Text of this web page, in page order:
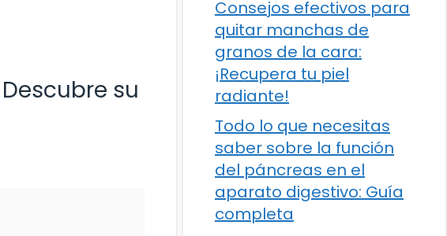
su
Consejos efectivos para
quitar manchas de
granos de la cara:
¡Recupera tu piel
radiante!
Todo lo que necesitas
saber sobre la función
del páncreas en el
aparato digestivo: Guía
completa